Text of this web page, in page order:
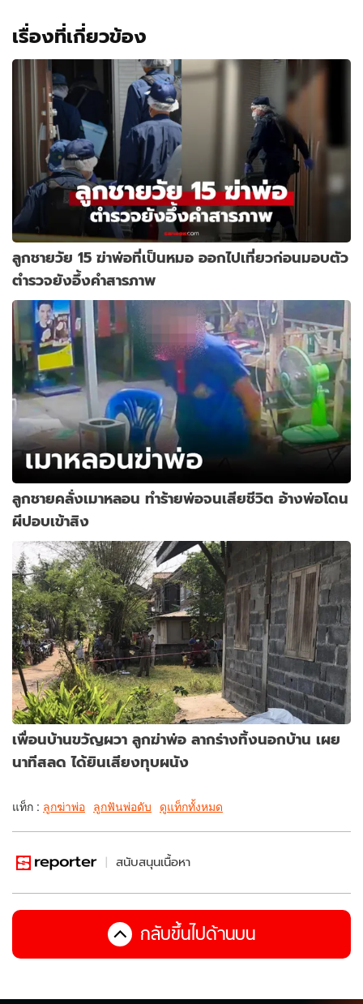
เรื่องที่เกี่ยวข้อง
ลูกชายวัย 15 ฆ่าพ่อที่เป็นหมอ ออกไปเที่ยวก่อนมอบตัว
ตำรวจยังอึ้งคำสารภาพ
ลูกชายคลั่งเมาหลอน ทำร้ายพ่อจนเสียชีวิต อ้างพ่อโดน
ผีปอบเข้าสิง
เพื่อนบ้านขวัญผวา ลูกฆ่าพ่อ ลากร่างทิ้งนอกบ้าน เผย
นาทีสลด ได้ยินเสียงทุบผนัง
แท็ก : ลูกฆ่าพ่อ ลูกฟันพ่อดับ ดูแท็กทั้งหมด
สนับสนุนเนื้อหา
กลับขึ้นไปด้านบน